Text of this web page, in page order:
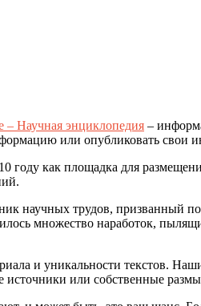
– Научная энциклопедия –
или опубликовать свои
году как площадка для
научных трудов, призванный
множество наработок,
и уникальности текстов.
или собственные